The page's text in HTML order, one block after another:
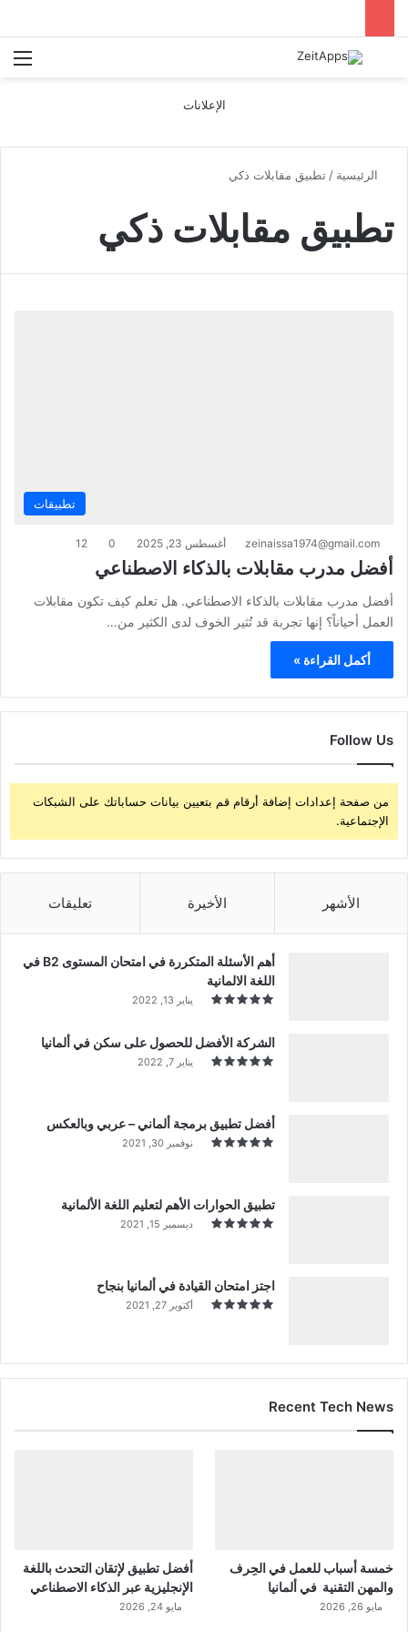
بحث عن
الإعلانات
الرئيسية / تطبيق مقابلات ذكي
تطبيق مقابلات ذكي
تطبيقات
zeinaissa1974@gmail.com أغسطس 23, 2025 0
12
أفضل مدرب مقابلات بالذكاء الاصطناعي
أفضل مدرب مقابلات بالذكاء الاصطناعي. هل تعلم كيف تكون مقابلات
العمل أحياناً؟ إنها تجربة قد تُثير الخوف لدى الكثير من…
أكمل القراءة »
Follow Us
من صفحة إعدادات إضافة أرقام قم بتعيين بيانات حساباتك على الشبكات
الإجتماعية.
الأشهر الأخيرة تعليقات
أهم الأسئلة المتكررة في امتحان المستوى B2 في
اللغة الالمانية
يناير 13, 2022
الشركة الأفضل للحصول على سكن في ألمانيا
يناير 7, 2022
أفضل تطبيق برمجة ألماني – عربي وبالعكس
نوفمبر 30, 2021
تطبيق الحوارات الأهم لتعليم اللغة الألمانية
ديسمبر 15, 2021
اجتز امتحان القيادة في ألمانيا بنجاح
أكتوبر 27, 2021
Recent Tech News
خمسة أسباب للعمل في الحِرف
والمهن التقنية في ألمانيا
مايو 26, 2026
أفضل تطبيق لإتقان التحدث باللغة
الإنجليزية عبر الذكاء الاصطناعي
مايو 24, 2026